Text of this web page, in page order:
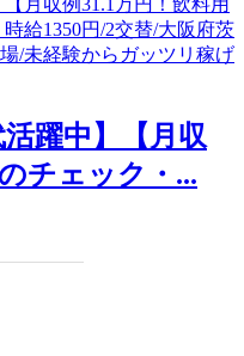
活躍中】【月収
チェック・...